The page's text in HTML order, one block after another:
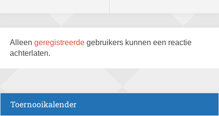
Alleen geregistreerde gebruikers kunnen een reactie
achterlaten.
Toernooikalender